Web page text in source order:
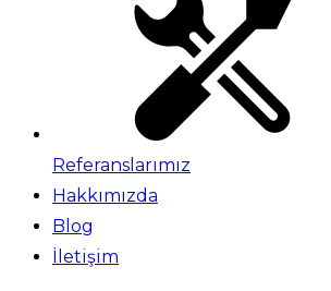
Referanslarımız
Hakkımızda
Blog
İletişim